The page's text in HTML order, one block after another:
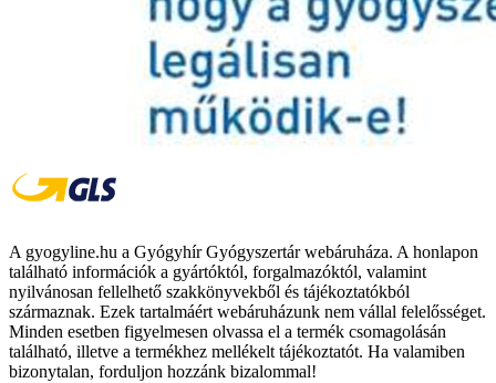
A gyogyline.hu a Gyógyhír Gyógyszertár webáruháza. A honlapon
található információk a gyártóktól, forgalmazóktól, valamint
nyilvánosan fellelhető szakkönyvekből és tájékoztatókból
származnak. Ezek tartalmáért webáruházunk nem vállal felelősséget.
Minden esetben figyelmesen olvassa el a termék csomagolásán
található, illetve a termékhez mellékelt tájékoztatót. Ha valamiben
bizonytalan, forduljon hozzánk bizalommal!